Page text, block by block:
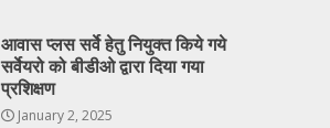
आवास प्लस सर्वे हेतु नियुक्त किये गये
सर्वेयरो को बीडीओ द्वारा दिया गया
प्रशिक्षण
January 2, 2025